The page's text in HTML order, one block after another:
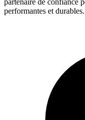
performantes et durables.